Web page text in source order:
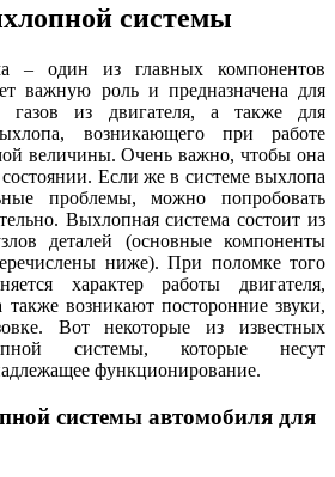
системы
– один из главных компонентов
важную роль и предназначена для
газов из двигателя, а также для
возникающего при работе
величины. Очень важно, чтобы она
Если же в системе выхлопа
проблемы, можно попробовать
Выхлопная система состоит из
деталей (основные компоненты
ниже). При поломке того
характер работы двигателя,
возникают посторонние звуки,
Вот некоторые из известных
системы, которые несут
функционирование.
системы автомобиля для